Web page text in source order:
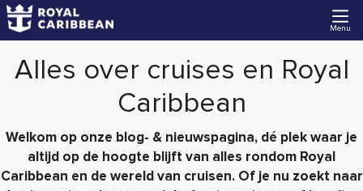
Menu
Alles over cruises en Royal
Caribbean
Welkom op onze blog- & nieuwspagina, dé plek waar je
altijd op de hoogte blijft van alles rondom Royal
Caribbean en de wereld van cruisen. Of je nu zoekt naar